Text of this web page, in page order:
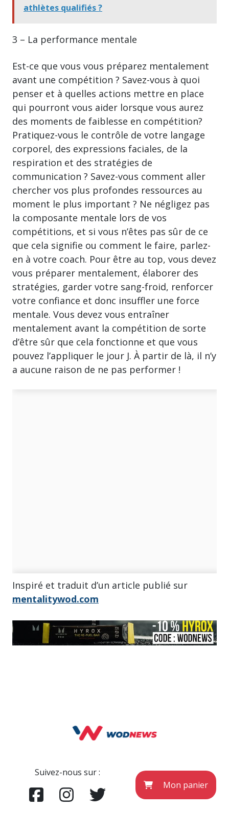
athlètes qualifiés ?
3 – La performance mentale
Est-ce que vous vous préparez mentalement
avant une compétition ? Savez-vous à quoi
penser et à quelles actions mettre en place
qui pourront vous aider lorsque vous aurez
des moments de faiblesse en compétition?
Pratiquez-vous le contrôle de votre langage
corporel, des expressions faciales, de la
respiration et des stratégies de
communication ? Savez-vous comment aller
chercher vos plus profondes ressources au
moment le plus important ? Ne négligez pas
la composante mentale lors de vos
compétitions, et si vous n’êtes pas sûr de ce
que cela signifie ou comment le faire, parlez-
en à votre coach. Pour être au top, vous devez
vous préparer mentalement, élaborer des
stratégies, garder votre sang-froid, renforcer
votre confiance et donc insuffler une force
mentale. Vous devez vous entraîner
mentalement avant la compétition de sorte
d’être sûr que cela fonctionne et que vous
pouvez l’appliquer le jour J. À partir de là, il n’y
a aucune raison de ne pas performer !
Inspiré et traduit d’un article publié sur
mentalitywod.com
Suivez-nous sur :
Mon panier